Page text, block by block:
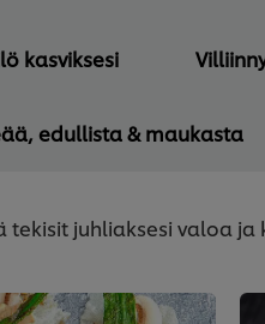
kasviksesi
edullista & maukasta
juhliaksesi valoa